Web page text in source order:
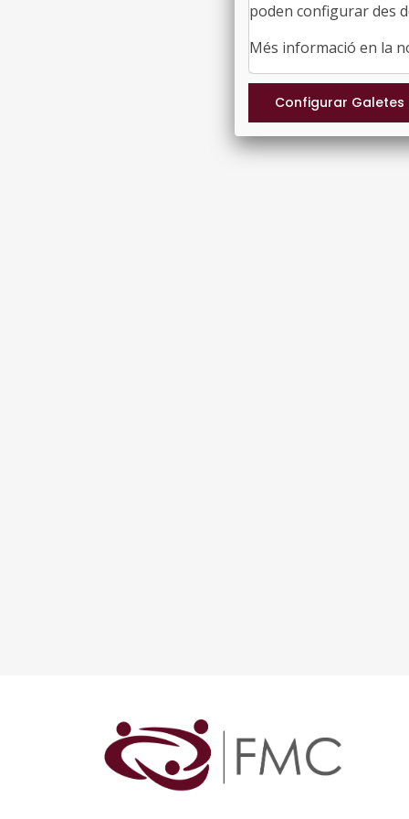
poden configurar des
Més informació en la